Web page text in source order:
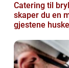
Catering til
skaper du en
gjestene